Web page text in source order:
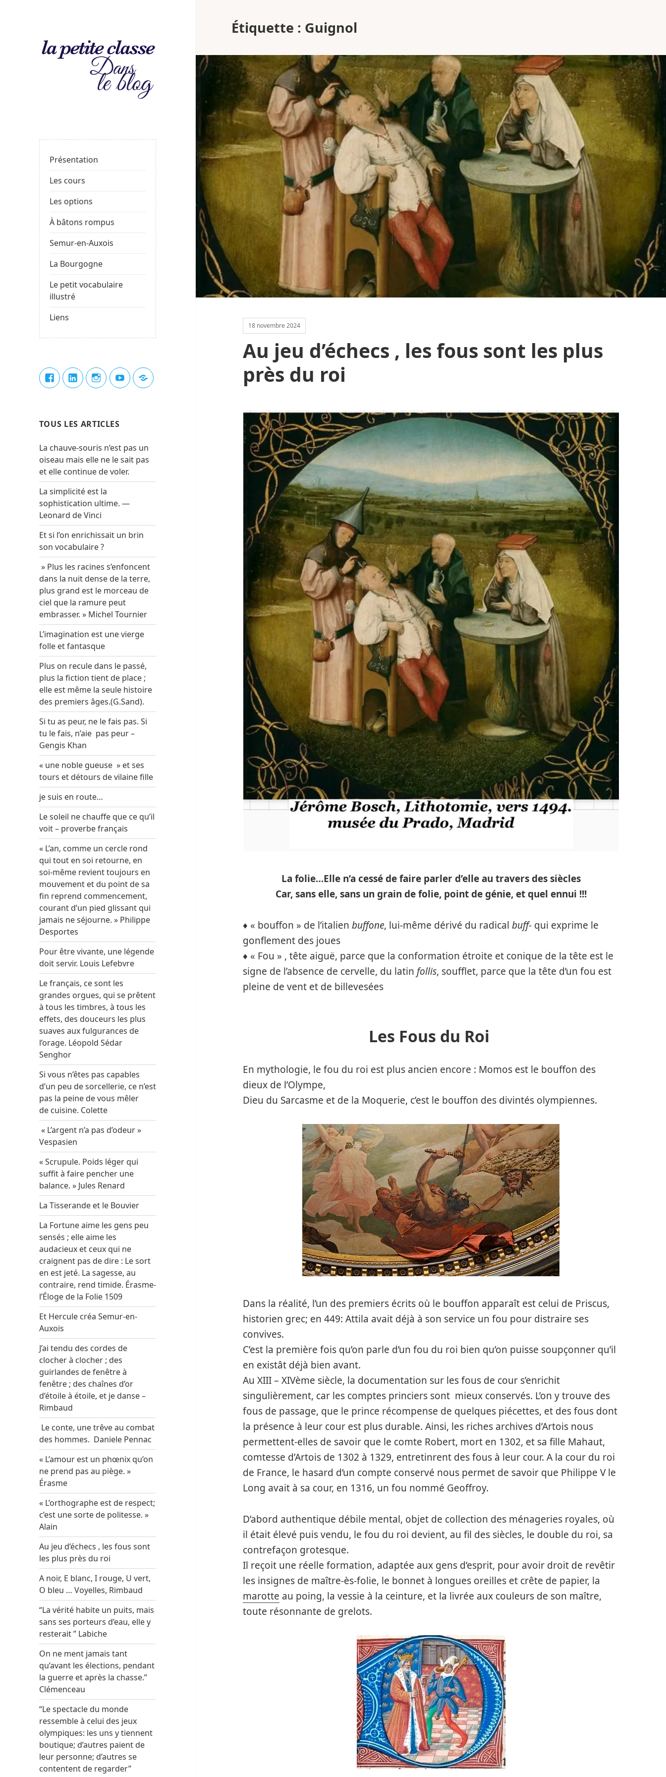
classe
: le
blog
Présentation
Les cours
Les options
À bâtons rompus
Semur-en-Auxois
La Bourgogne
Le petit vocabulaire
illustré
Liens
Élément
de
Élément
de
Élément
de
Élément
de
Élément
du
TOUS LES ARTICLES
La chauve-souris n’est pas un
oiseau mais elle ne le sait pas
et elle continue de voler.
La simplicité est la
sophistication ultime. —
Leonard de Vinci
Et si l’on enrichissait un brin
son vocabulaire ?
» Plus les racines s’enfoncent
dans la nuit dense de la terre,
plus grand est le morceau de
ciel que la ramure peut
embrasser. » Michel Tournier
L’imagination est une vierge
folle et fantasque
Plus on recule dans le passé,
plus la fiction tient de place ;
elle est même la seule histoire
des premiers âges.(G.Sand).
Si tu as peur, ne le fais pas. Si
tu le fais, n’aie pas peur –
Gengis Khan
« une noble gueuse » et ses
tours et détours de vilaine fille
je suis en route…
Le soleil ne chauffe que ce qu’il
voit – proverbe français
« L’an, comme un cercle rond
qui tout en soi retourne, en
soi-même revient toujours en
mouvement et du point de sa
fin reprend commencement,
courant d’un pied glissant qui
jamais ne séjourne. » Philippe
Desportes
Pour être vivante, une légende
doit servir. Louis Lefebvre
Le français, ce sont les
grandes orgues, qui se prêtent
à tous les timbres, à tous les
effets, des douceurs les plus
suaves aux fulgurances de
l’orage. Léopold Sédar
Senghor
Si vous n’êtes pas capables
d’un peu de sorcellerie, ce n’est
pas la peine de vous mêler
de cuisine. Colette
« L’argent n’a pas d’odeur »
Vespasien
« Scrupule. Poids léger qui
suffit à faire pencher une
balance. » Jules Renard
La Tisserande et le Bouvier
La Fortune aime les gens peu
sensés ; elle aime les
audacieux et ceux qui ne
craignent pas de dire : Le sort
en est jeté. La sagesse, au
contraire, rend timide. Érasme-
l’Éloge de la Folie 1509
Et Hercule créa Semur-en-
Auxois
J’ai tendu des cordes de
clocher à clocher ; des
guirlandes de fenêtre à
fenêtre ; des chaînes d’or
d’étoile à étoile, et je danse –
Rimbaud
Le conte, une trêve au combat
des hommes. Daniele Pennac
« L’amour est un phœnix qu’on
ne prend pas au piège. »
Érasme
« L’orthographe est de respect;
c’est une sorte de politesse. »
Alain
Au jeu d’échecs , les fous sont
les plus près du roi
A noir, E blanc, I rouge, U vert,
O bleu … Voyelles, Rimbaud
“La vérité habite un puits, mais
sans ses porteurs d’eau, elle y
resterait ” Labiche
On ne ment jamais tant
qu’avant les élections, pendant
la guerre et après la chasse.”
Clémenceau
“Le spectacle du monde
ressemble à celui des jeux
olympiques: les uns y tiennent
boutique; d’autres paient de
leur personne; d’autres se
contentent de regarder”
Étiquette : Guignol
18 novembre 2024
Au jeu d’échecs , les fous sont les plus
près du roi
La folie…Elle n’a cessé de faire parler d’elle au travers des siècles
Car, sans elle, sans un grain de folie, point de génie, et quel ennui !!!
♦️ « bouffon » de l’italienbuffone, lui-même dérivé du radicalbuff- qui exprime le
gonflement des joues
♦️ « Fou » , tête aiguë, parce que la conformation étroite et conique de la tête est le
signe de l’absence de cervelle, du latin follis, soufflet, parce que la tête d’un fou est
pleine de vent et de billevesées
Les Fous du Roi
En mythologie, le fou du roi est plus ancien encore : Momos est le bouffon des
dieux de l’Olympe,
Dieu du Sarcasme et de la Moquerie, c’est le bouffon des divintés olympiennes.
Dans la réalité, l’un des premiers écrits où le bouffon apparaît est celui de Priscus,
historien grec; en 449: Attila avait déjà à son service un fou pour distraire ses
convives.
C’est la première fois qu’on parle d’un fou du roi bien qu’on puisse soupçonner qu’il
en existât déjà bien avant.
Au XIII – XIVème siècle, la documentation sur les fous de cour s’enrichit
singulièrement, car les comptes princiers sont mieux conservés. L’on y trouve des
fous de passage, que le prince récompense de quelques piécettes, et des fous dont
la présence à leur cour est plus durable. Ainsi, les riches archives d’Artois nous
permettent-elles de savoir que le comte Robert, mort en 1302, et sa fille Mahaut,
comtesse d’Artois de 1302 à 1329, entretinrent des fous à leur cour. A la cour du roi
de France, le hasard d’un compte conservé nous permet de savoir que Philippe V le
Long avait à sa cour, en 1316, un fou nommé Geoffroy.
D’abord authentique débile mental, objet de collection des ménageries royales, où
il était élevé puis vendu, le fou du roi devient, au fil des siècles, le double du roi, sa
contrefaçon grotesque.
Il reçoit une réelle formation, adaptée aux gens d’esprit, pour avoir droit de revêtir
les insignes de maître-ès-folie, le bonnet à longues oreilles et crête de papier, la
marotte au poing, la vessie à la ceinture, et la livrée aux couleurs de son maître,
toute résonnante de grelots.